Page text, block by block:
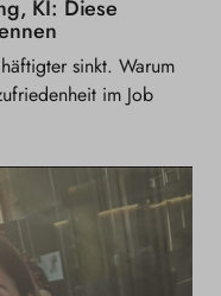
KI: Diese
sinkt. Warum
im Job